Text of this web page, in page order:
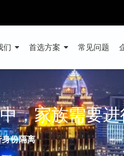
们 首选方案 常见问题
，家族需要
份隔离